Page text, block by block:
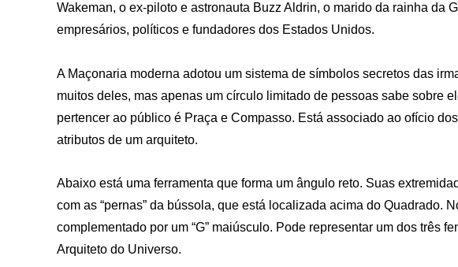
Wakeman, o ex-piloto e astronauta Buzz Aldrin, o marido da rainha da
empresários, políticos e fundadores dos Estados Unidos.
A Maçonaria moderna adotou um sistema de símbolos secretos das
muitos deles, mas apenas um círculo limitado de pessoas sabe sobre
pertencer ao público é Praça e Compasso. Está associado ao ofício
atributos de um arquiteto.
Abaixo está uma ferramenta que forma um ângulo reto. Suas
com as “pernas” da bússola, que está localizada acima do Quadrado.
complementado por um “G” maiúsculo. Pode representar um dos três
Arquiteto do Universo.